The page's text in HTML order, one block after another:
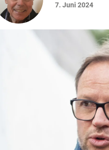
7. Juni 2024